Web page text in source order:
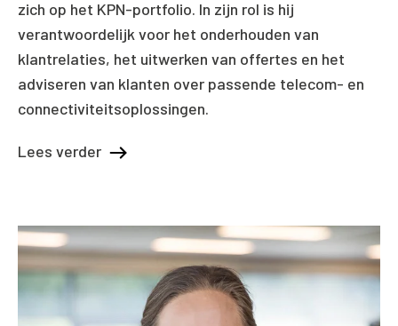
zich op het KPN-portfolio. In zijn rol is hij
verantwoordelijk voor het onderhouden van
klantrelaties, het uitwerken van offertes en het
adviseren van klanten over passende telecom- en
connectiviteitsoplossingen.
Lees verder